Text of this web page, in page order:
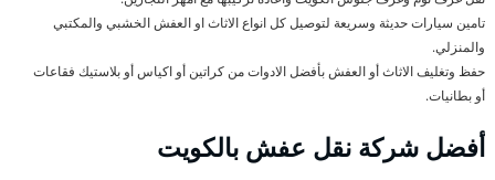
تامين سيارات حديثة وسريعة لتوصيل كل انواع الاثاث او العفش الخشبي والمكتبي
والمنزلي.
حفظ وتغليف الاثاث أو العفش بأفضل الادوات من كراتين أو اكياس أو بلاستيك فقاعات
أو بطانيات.
أفضل شركة نقل عفش بالكويت